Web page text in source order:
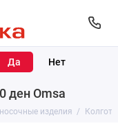
ден Omsa
изделия